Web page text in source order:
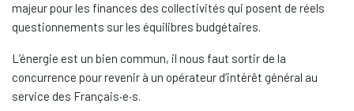
majeur pour les finances des collectivités qui posent de réels
questionnements sur les équilibres budgétaires.
L’énergie est un bien commun, il nous faut sortir de la
concurrence pour revenir à un opérateur d’intérêt général au
service des Français·e·s.